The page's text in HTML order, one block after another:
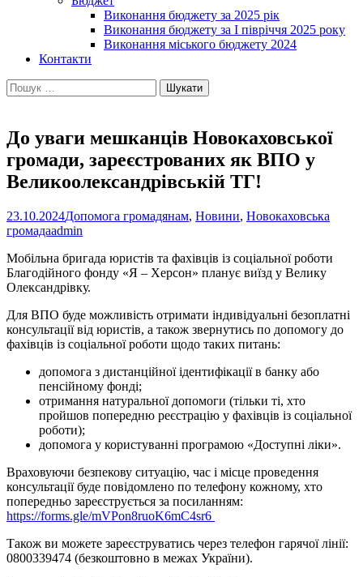
Виконання бюджету за 2025 рік
Виконання бюджету за І півріччя 2025 року
Виконання міського бюджету 2024
Контакти
Пошук:
До уваги мешканців Новокаховської
громади, зареєстрованих як ВПО у
Великоолександрівській ТГ!
23.10.2024Допомога громадянам, Новини, Новокаховська
громадаadmin
Мобільна бригада юристів та фахівців із соціальної роботи
Благодійного фонду «Я – Херсон» планує виїзд у Велику
Олександрівку.
Для ВПО буде можливість отримати індивідуальні безоплатні
консультації від юристів, а також звернутись по допомогу до
фахівців із соціальної роботи щодо таких питань:
допомога з дистанційної ідентифікації в банку або
пенсійному фонді;
отримання натуральної допомоги (тільки ті, хто
пройшов попередню реєстрацію у фахівців із соціальної
роботи);
допомога у користуванні програмою «Доступні ліки».
Враховуючи безпекову ситуацію, час і місце проведення
консультації буде повідомлено по телефону кожному, хто
попередньо зареєструється за посиланням:
https://forms.gle/mVPon8ruoK6mC4sr6
Також ви можете зареєструватись через телефон гарячої лінії:
0800339474 (безкоштовно в межах України).